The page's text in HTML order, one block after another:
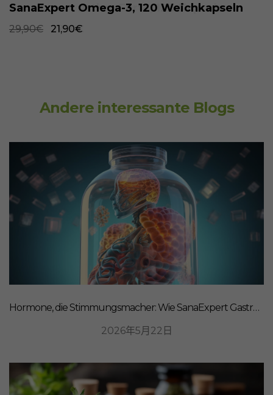
SanaExpert Omega-3, 120 Weichkapseln
29,90€ 21,90€
Andere interessante Blogs
Hormone, die Stimmungsmacher: Wie SanaExpert Gastro Forte Ihre Darm-Hirn-Verbindung unterstützt
2026年5月22日